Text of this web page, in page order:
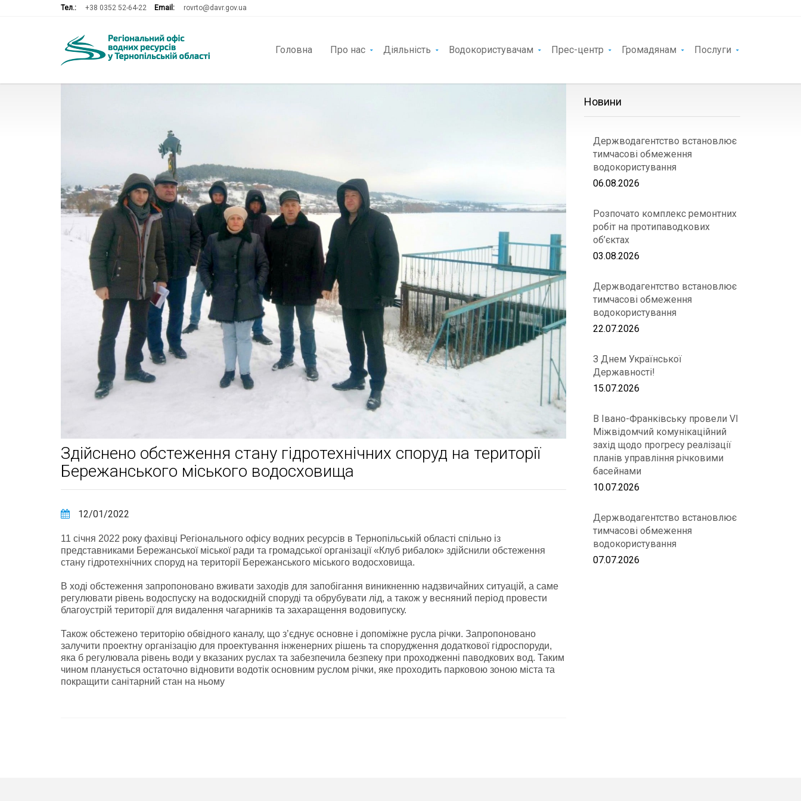
Тел.: +38 0352 52-64-22 Email: rovrto@davr.gov.ua
Головна Про нас Діяльність Водокористувачам Прес-центр Громадянам Послуги
Здійснено обстеження стану гідротехнічних споруд на території
Бережанського міського водосховища
12/01/2022
11 січня 2022 року фахівці Регіонального офісу водних ресурсів в Тернопільській області спільно із
представниками Бережанської міської ради та громадської організації «Клуб рибалок» здійснили обстеження
стану гідротехнічних споруд на території Бережанського міського водосховища.
В ході обстеження запропоновано вживати заходів для запобігання виникненню надзвичайних ситуацій, а саме
регулювати рівень водоспуску на водоскидній споруді та обрубувати лід, а також у весняний період провести
благоустрій території для видалення чагарників та захаращення водовипуску.
Також обстежено територію обвідного каналу, що з’єднує основне і допоміжне русла річки. Запропоновано
залучити проектну організацію для проектування інженерних рішень та спорудження додаткової гідроспоруди,
яка б регулювала рівень води у вказаних руслах та забезпечила безпеку при проходженні паводкових вод. Таким
чином планується остаточно відновити водотік основним руслом річки, яке проходить парковою зоною міста та
покращити санітарний стан на ньому
Новини
Держводагентство встановлює
тимчасові обмеження
водокористування
06.08.2026
Розпочато комплекс ремонтних
робіт на протипаводкових
об’єктах
03.08.2026
Держводагентство встановлює
тимчасові обмеження
водокористування
22.07.2026
З Днем Української
Державності!
15.07.2026
В Івано-Франківську провели VІ
Міжвідомчий комунікаційний
захід щодо прогресу реалізації
планів управління річковими
басейнами
10.07.2026
Держводагентство встановлює
тимчасові обмеження
водокористування
07.07.2026